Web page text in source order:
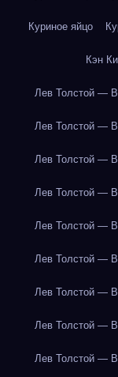
Куриное яйцо
Кэн
Лев Толстой —
Лев Толстой —
Лев Толстой —
Лев Толстой —
Лев Толстой —
Лев Толстой —
Лев Толстой —
Лев Толстой —
Лев Толстой —